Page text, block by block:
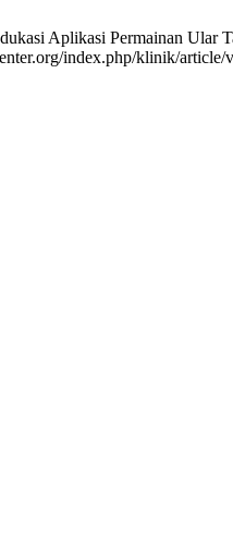
Aplikasi Permainan Ular
index.php/klinik/article/